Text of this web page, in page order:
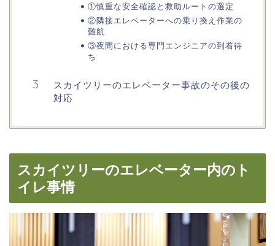
①慎重な安全確認と救助ルートの選定
②隣接エレベーターへの乗り換え作業の
難航
③夜間における専門エンジニアの到着待
ち
スカイツリーのエレベーター事故のその後の
対応
スカイツリーのエレベーター内のト
イレ事情